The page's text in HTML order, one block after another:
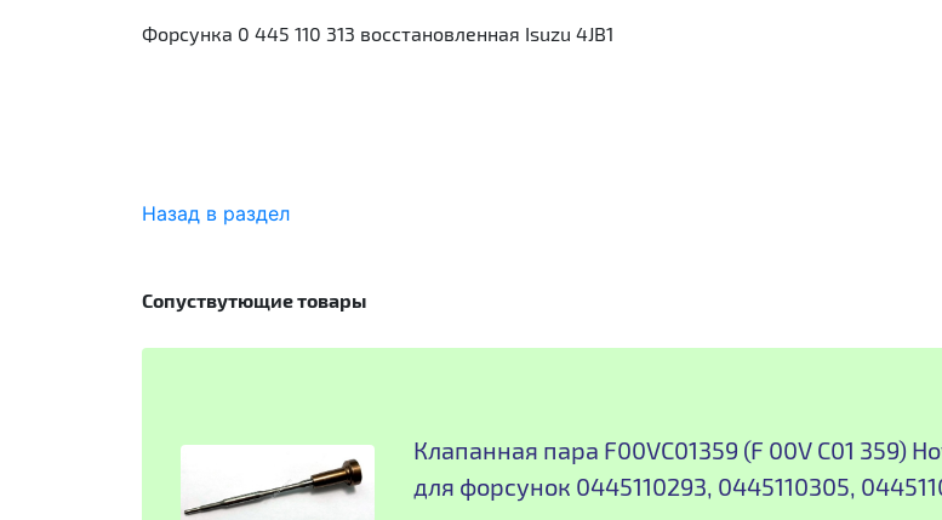
Форсунка 0 445 110 313 восстановленная Isuzu 4JB1
Назад в раздел
Сопуствутющие товары
Клапанная пара F00VC01359 (F 00V C01 359)
для форсунок 0445110293, 0445110305,